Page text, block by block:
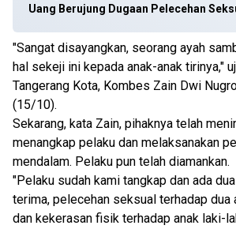
Uang Berujung Dugaan Pelecehan
"Sangat disayangkan, seorang ayah
hal sekeji ini kepada anak-anak tirinya,"
Tangerang Kota, Kombes Zain Dwi
(15/10).
Sekarang, kata Zain, pihaknya telah
menangkap pelaku dan melaksanakan
mendalam. Pelaku pun telah diamankan.
"Pelaku sudah kami tangkap dan ada
terima, pelecehan seksual terhadap dua
dan kekerasan fisik terhadap anak laki-